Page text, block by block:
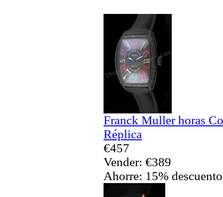
Franck Muller horas
Réplica
€457
Vender: €389
Ahorre: 15% descuento